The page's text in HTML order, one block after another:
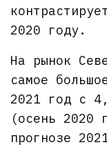
2020 году.
На рынок
самое
2021 год с
(осень 2020
прогнозе